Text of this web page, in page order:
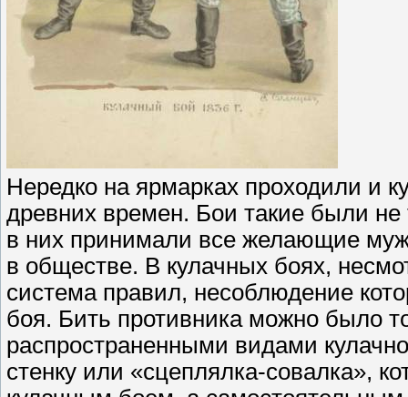
Нередко на ярмарках проходили и
древних времен. Бои такие были не
в них принимали все желающие
в обществе. В кулачных боях,
система правил, несоблюдение
боя. Бить противника можно было
распространенными видами
стенку или «сцеплялка-совалка»,